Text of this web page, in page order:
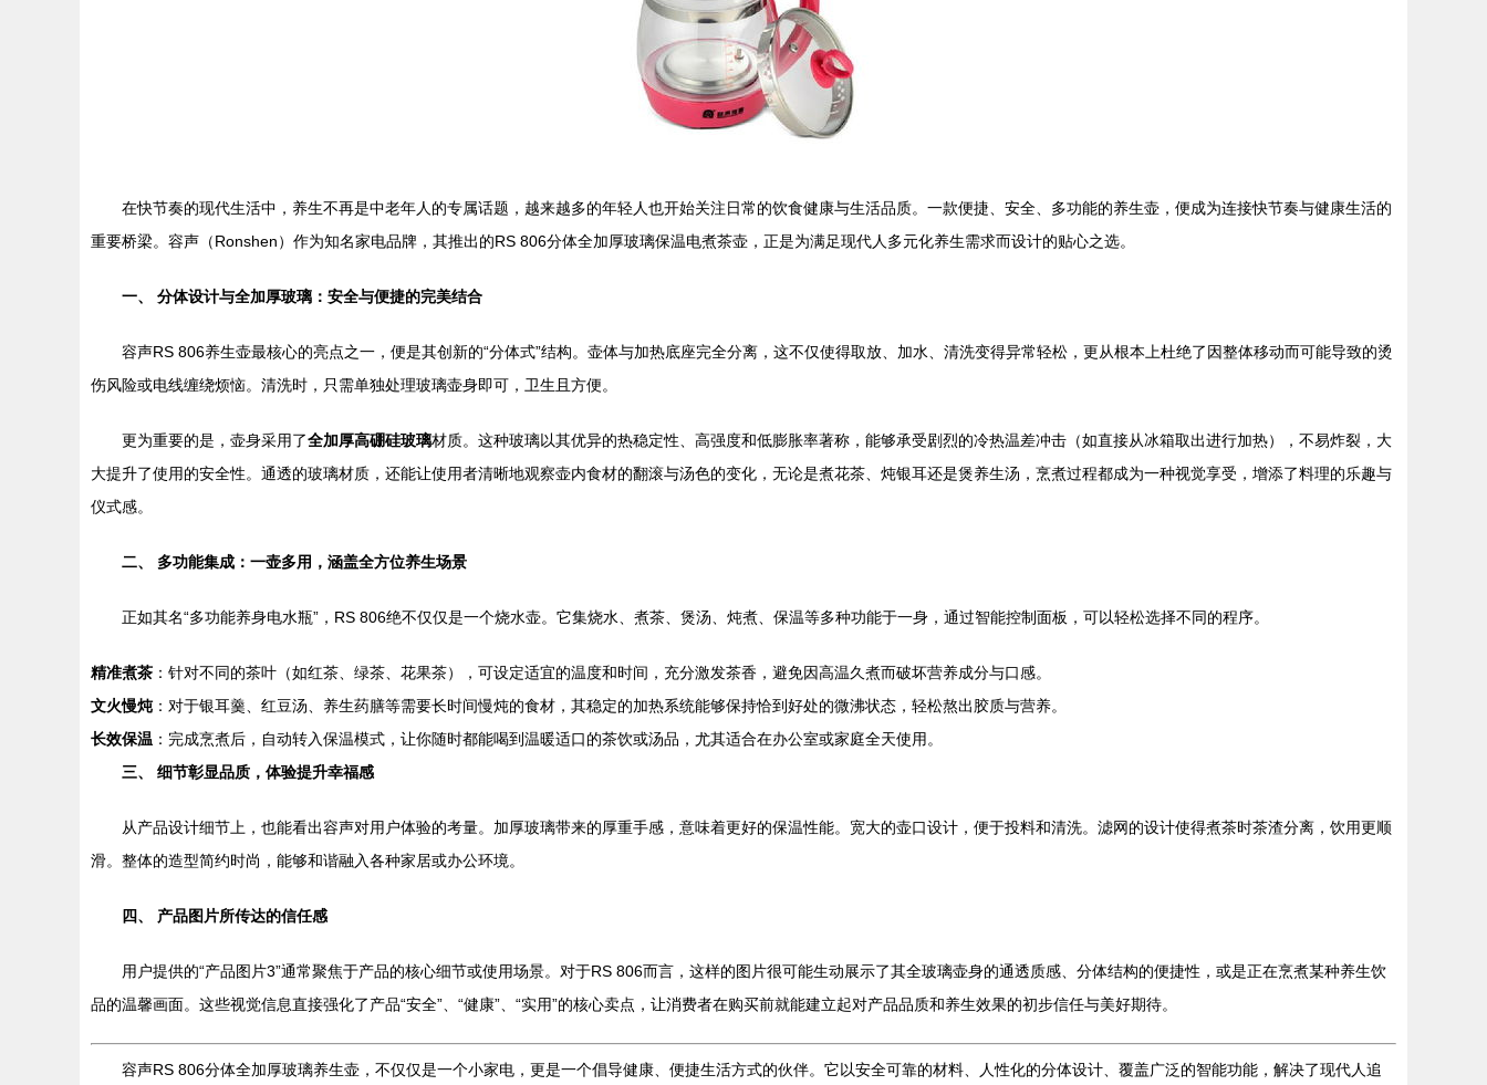
在快节奏的现代生活中，养生不再是中老年人的专属话题，越来越多的年轻人也开始关注日常的饮食健康与生活品质。一款便捷、安全、多功能的养生壶，便成为连接快节奏与健康生活的
重要桥梁。容声（Ronshen）作为知名家电品牌，其推出的RS 806分体全加厚玻璃保温电煮茶壶，正是为满足现代人多元化养生需求而设计的贴心之选。
一、 分体设计与全加厚玻璃：安全与便捷的完美结合
容声RS 806养生壶最核心的亮点之一，便是其创新的“分体式”结构。壶体与加热底座完全分离，这不仅使得取放、加水、清洗变得异常轻松，更从根本上杜绝了因整体移动而可能导致的烫
伤风险或电线缠绕烦恼。清洗时，只需单独处理玻璃壶身即可，卫生且方便。
更为重要的是，壶身采用了全加厚高硼硅玻璃材质。这种玻璃以其优异的热稳定性、高强度和低膨胀率著称，能够承受剧烈的冷热温差冲击（如直接从冰箱取出进行加热），不易炸裂，大
大提升了使用的安全性。通透的玻璃材质，还能让使用者清晰地观察壶内食材的翻滚与汤色的变化，无论是煮花茶、炖银耳还是煲养生汤，烹煮过程都成为一种视觉享受，增添了料理的乐趣与
仪式感。
二、 多功能集成：一壶多用，涵盖全方位养生场景
正如其名“多功能养身电水瓶”，RS 806绝不仅仅是一个烧水壶。它集烧水、煮茶、煲汤、炖煮、保温等多种功能于一身，通过智能控制面板，可以轻松选择不同的程序。
精准煮茶 ：针对不同的茶叶（如红茶、绿茶、花果茶），可设定适宜的温度和时间，充分激发茶香，避免因高温久煮而破坏营养成分与口感。
文火慢炖：对于银耳羹、红豆汤、养生药膳等需要长时间慢炖的食材，其稳定的加热系统能够保持恰到好处的微沸状态，轻松熬出胶质与营养。
长效保温 ：完成烹煮后，自动转入保温模式，让你随时都能喝到温暖适口的茶饮或汤品，尤其适合在办公室或家庭全天使用。
三、 细节彰显品质，体验提升幸福感
从产品设计细节上，也能看出容声对用户体验的考量。加厚玻璃带来的厚重手感，意味着更好的保温性能。宽大的壶口设计，便于投料和清洗。滤网的设计使得煮茶时茶渣分离，饮用更顺
滑。整体的造型简约时尚，能够和谐融入各种家居或办公环境。
四、 产品图片所传达的信任感
用户提供的“产品图片3”通常聚焦于产品的核心细节或使用场景。对于RS 806而言，这样的图片很可能生动展示了其全玻璃壶身的通透质感、分体结构的便捷性，或是正在烹煮某种养生饮
品的温馨画面。这些视觉信息直接强化了产品“安全”、“健康”、“实用”的核心卖点，让消费者在购买前就能建立起对产品品质和养生效果的初步信任与美好期待。
容声RS 806分体全加厚玻璃养生壶，不仅仅是一个小家电，更是一个倡导健康、便捷生活方式的伙伴。它以安全可靠的材料、人性化的分体设计、覆盖广泛的智能功能，解决了现代人追